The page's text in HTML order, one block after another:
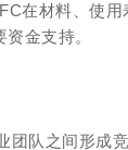
在材料、使用
金支持。
队之间形成